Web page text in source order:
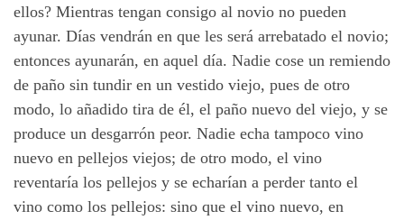
ellos? Mientras tengan consigo al novio no pueden
ayunar. Días vendrán en que les será arrebatado el novio;
entonces ayunarán, en aquel día. Nadie cose un remiendo
de paño sin tundir en un vestido viejo, pues de otro
modo, lo añadido tira de él, el paño nuevo del viejo, y se
produce un desgarrón peor. Nadie echa tampoco vino
nuevo en pellejos viejos; de otro modo, el vino
reventaría los pellejos y se echarían a perder tanto el
vino como los pellejos: sino que el vino nuevo, en